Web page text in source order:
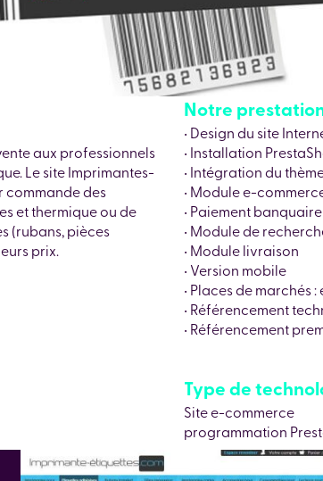
aux professionnels
Le site Imprimantes-
commande des
et thermique ou de
(rubans, pièces
prix.
Notre
• Design du site
• Installation
• Intégration du
• Module e-
• Paiement
• Module de
• Module livraison
• Version mobile
• Places de marchés
• Référencement
• Référencement
Type de
Site e-commerce
programmation